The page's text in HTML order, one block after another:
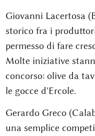
Giovanni Lacertosa
storico fra i
permesso di fare
Molte iniziative
concorso: olive da
le gocce d'Ercole.
Gerardo Greco
una semplice